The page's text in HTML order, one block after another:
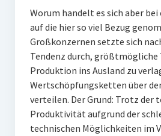
Worum handelt es sich aber
auf die hier so viel Bezug
Großkonzernen setzte sich
Tendenz durch, größtmögliche
Produktion ins Ausland zu
Wertschöpfungsketten über
verteilen. Der Grund: Trotz der
Produktivität aufgrund der
technischen Möglichkeiten im